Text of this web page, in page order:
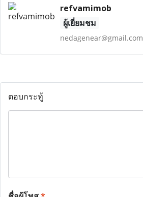
refvamimob
ผู้เยี่ยมชม
nedagenear@gmail.com
ตอบกระทู้